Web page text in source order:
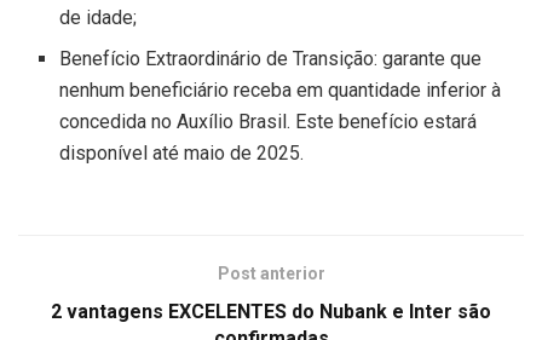
de idade;
Benefício Extraordinário de Transição: garante que
nenhum beneficiário receba em quantidade inferior à
concedida no Auxílio Brasil. Este benefício estará
disponível até maio de 2025.
Post anterior
2 vantagens EXCELENTES do Nubank e Inter são